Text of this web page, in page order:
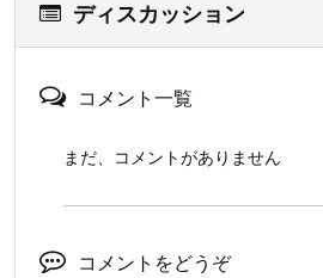
ディスカッション
コメント一覧
まだ、コメントがありません
コメントをどうぞ